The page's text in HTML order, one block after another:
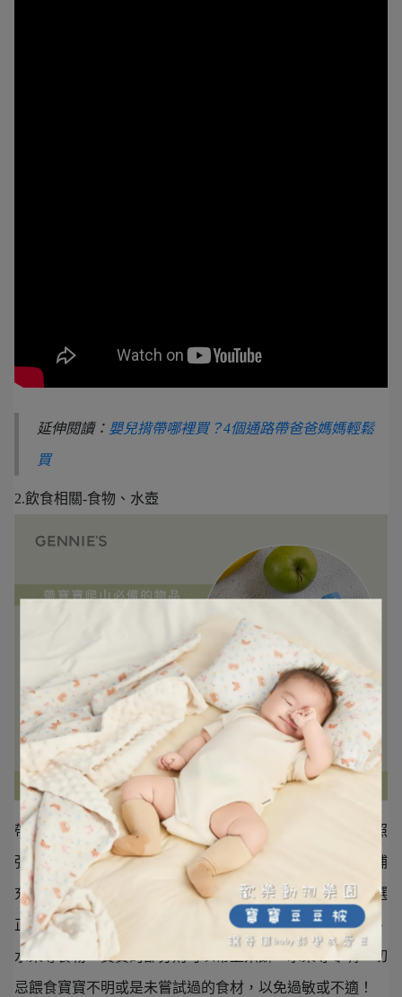
延伸閱讀： 嬰兒揹帶哪裡買？4個通路帶爸爸媽媽輕鬆
買
2.飲食相關-食物、水壺
帶寶寶爬山，務必準備充足的食物與飲水 ，由於在山中日照
強、流汗多且體力消耗快，無論是爸媽或是寶寶都要隨時補
充能量與水分，建議選擇易攜帶的健康零食，同時避免挑選
正餐時間規劃爬山活動，建議爸媽可以帶一些麵包、堅果、
水果等食物，寶寶的部分則可以帶上米餅、水果等零嘴，切
忌餵食寶寶不明或是未嘗試過的食材，以免過敏或不適！